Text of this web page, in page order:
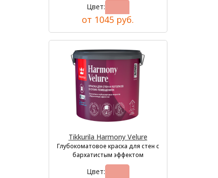
Цвет:
от 1045 руб.
Tikkurila Harmony Velure
Глубокоматовое краска для стен с
бархатистым эффектом
Цвет: